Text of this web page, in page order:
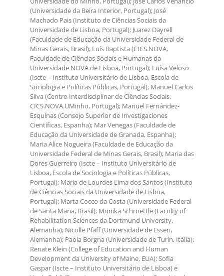
(Universidade da Beira Interior, Portugal); José
Machado Pais (Instituto de Ciências Sociais da
Universidade de Lisboa, Portugal); Juarez Dayrell
(Faculdade de Educação da Universidade Federal de
Minas Gerais, Brasil); Luís Baptista (CICS.NOVA,
Faculdade de Ciências Sociais e Humanas da
Universidade NOVA de Lisboa, Portugal); Luísa Veloso
(Iscte – Instituto Universitário de Lisboa, Escola de
Sociologia e Políticas Públicas, Portugal); Manuel Carlos
Silva (Centro Interdisciplinar de Ciências Sociais,
CICS.NOVA.UMinho, Portugal); Manuel Fernández-
Esquinas (Consejo Superior de Investigaciones
Científicas, Espanha); Mar Venegas (Faculdade de
Educação da Universidade de Granada, Espanha);
Maria Alice Nogueira (Faculdade de Educação da
Universidade Federal de Minas Gerais, Brasil); Maria das
Dores Guerreiro (Iscte – Instituto Universitário de
Lisboa, Escola de Sociologia e Políticas Públicas,
Portugal); Maria de Lourdes Lima dos Santos (Instituto
de Ciências Sociais da Universidade de Lisboa,
Portugal); Marta Cocco da Costa (Universidade Federal
de Santa Maria, Brasil); Monika Schroettle (Faculty of
Rehabilitation Sciences da Dortmund University,
Alemanha); Nicolle Pfaff (Universidade de Essen,
Alemanha); Paola Borgna (Universidade de Turin, Itália);
Renate Klein (College of Education and Human
Development da University of Maine, EUA); Sofia
Gaspar (Iscte – Instituto Universitário de Lisboa) e